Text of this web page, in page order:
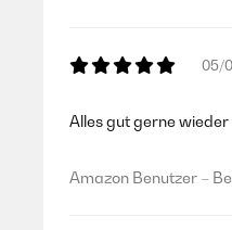
05/
Alles gut gerne wieder
Amazon Benutzer –